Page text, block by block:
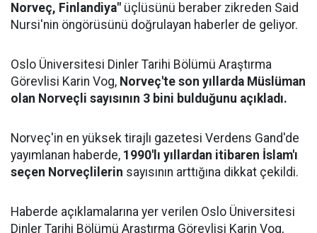
Norveç, Finlandiya" üçlüsünü beraber zikreden Said
Nursi'nin öngörüsünü doğrulayan haberler de geliyor.
Oslo Üniversitesi Dinler Tarihi Bölümü Araştırma
Görevlisi Karin Vog, Norveç'te son yıllarda Müslüman
olan Norveçli sayısının 3 bini bulduğunu açıkladı.
Norveç'in en yüksek tirajlı gazetesi Verdens Gand'de
yayımlanan haberde, 1990'lı yıllardan itibaren İslam'ı
seçen Norveçlilerin sayısının arttığına dikkat çekildi.
Haberde açıklamalarına yer verilen Oslo Üniversitesi
Dinler Tarihi Bölümü Araştırma Görevlisi Karin Vog,